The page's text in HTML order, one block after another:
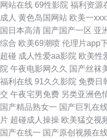
放 91美女在线观看 色网址大全亚
无码92 高清性爱炮图麻豆AV 亚
久草亚洲色图在线视频 影音先锋
久视频 www99热色 日韩毛片专
www 91视频在线观看18 青青草
网站在线 69性影院 福利资源
成人 黄色岛国网站 欧美一
国日本高清 国产国产一区 亚
综合 欧美69潮喷 伦理片app
超碰 成人性爱aa影院 欧美性
院 午夜电影网久久 国产丝袜
福利在线 91久久影院 免费日
交 午夜宅男免费 另类亚洲色
国产精品熟女一 国产巨乳在
片 超碰成人操操 欧美猛交视
国产在线一 国产原创视频在